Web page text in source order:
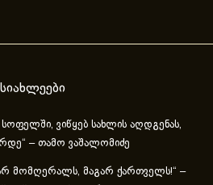
სიახლეები
ვიწყებ სახლის აღდგენას,
– თამო ვაშალომიძე
მომღერალს, მაგარ ქართველს!“ –